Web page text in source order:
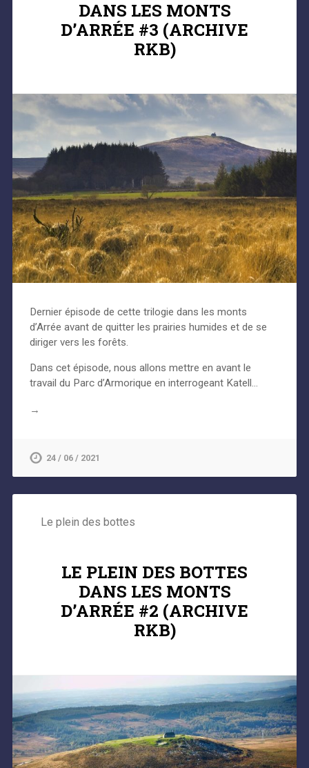
DANS LES MONTS
D’ARRÉE #3 (ARCHIVE
RKB)
Dernier épisode de cette trilogie dans les monts
d’Arrée avant de quitter les prairies humides et de se
diriger vers les forêts.
Dans cet épisode, nous allons mettre en avant le
travail du Parc d’Armorique en interrogeant Katell…
→
24 / 06 / 2021
Le plein des bottes
LE PLEIN DES BOTTES
DANS LES MONTS
D’ARRÉE #2 (ARCHIVE
RKB)